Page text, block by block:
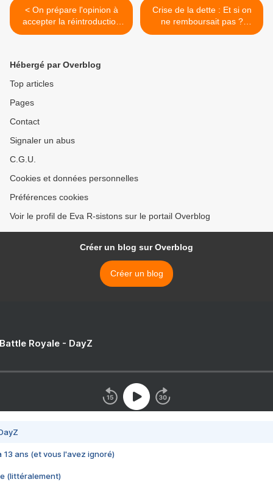
< On prépare l'opinion à
accepter la réintroduction
des farines animales
Crise de la dette : Et si on
ne remboursait pas ?
(Vidéo Ce Soir ou Jamais) >
Hébergé par Overblog
Top articles
Pages
Contact
Signaler un abus
C.G.U.
Cookies et données personnelles
Préférences cookies
Voir le profil de Eva R-sistons sur le portail Overblog
Créer un blog sur Overblog
Créer un blog
Royale - DayZ
13 ans (et vous l'avez ignoré)
(littéralement)